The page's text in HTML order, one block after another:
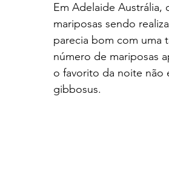
Em Adelaide
mariposas sendo
parecia bom com uma
número de mariposas
o favorito da noite não
gibbosus.